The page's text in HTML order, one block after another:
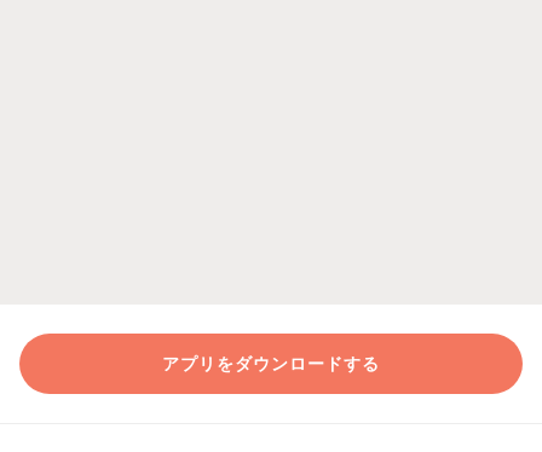
アプリをダウンロードする